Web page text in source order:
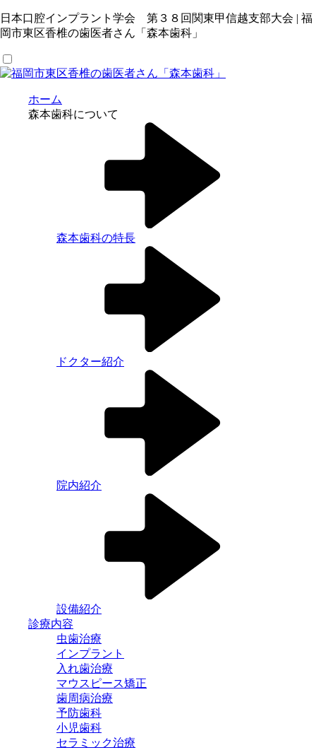
日本口腔インプラント学会 第３８回関東甲信越支部大会 | 福
岡市東区香椎の歯医者さん「森本歯科」
ホーム
森本歯科について
森本歯科の特長
ドクター紹介
院内紹介
設備紹介
診療内容
虫歯治療
インプラント
入れ歯治療
マウスピース矯正
歯周病治療
予防歯科
小児歯科
セラミック治療